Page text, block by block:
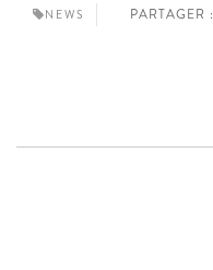
NEWS PARTAGER :